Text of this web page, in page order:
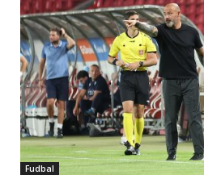
Fudbal